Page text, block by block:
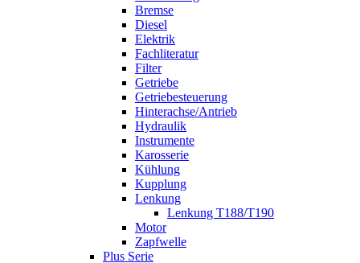
Bremse
Diesel
Elektrik
Fachliteratur
Filter
Getriebe
Getriebesteuerung
Hinterachse/Antrieb
Hydraulik
Instrumente
Karosserie
Kühlung
Kupplung
Lenkung
Lenkung T188/T190
Motor
Zapfwelle
Plus Serie